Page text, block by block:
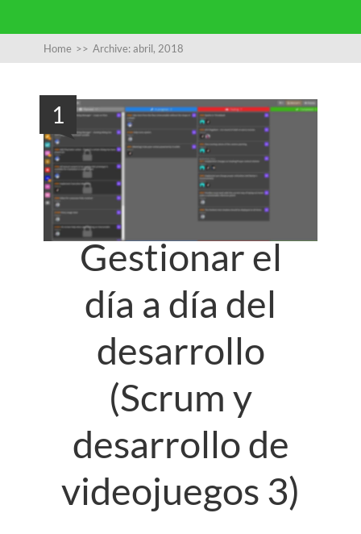
Home >> Archive: abril, 2018
1
Gestionar el
día a día del
desarrollo
(Scrum y
desarrollo de
videojuegos 3)